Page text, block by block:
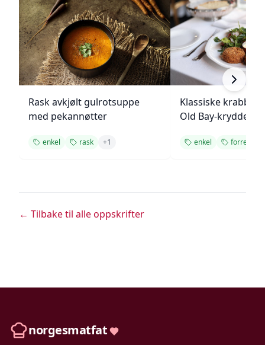
Rask avkjølt gulrotsuppe
med pekannøtter
enkel rask +1
Klassiske
Old Bay-krydder
enkel forrett
← Tilbake til alle oppskrifter
norgesmatfat